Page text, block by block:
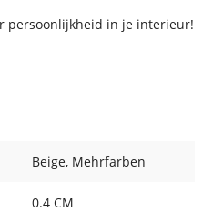
persoonlijkheid in je interieur!
Beige, Mehrfarben
0.4 CM